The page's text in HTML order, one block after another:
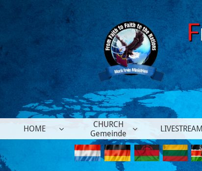
F
HOME 
CHURCH
Gemeinde
 LIVESTREAM